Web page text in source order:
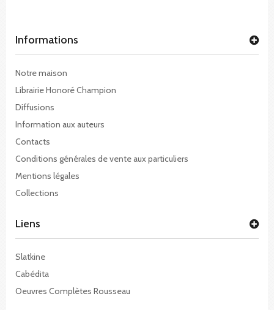
Informations
Notre maison
Librairie Honoré Champion
Diffusions
Information aux auteurs
Contacts
Conditions générales de vente aux particuliers
Mentions légales
Collections
Liens
Slatkine
Cabédita
Oeuvres Complètes Rousseau